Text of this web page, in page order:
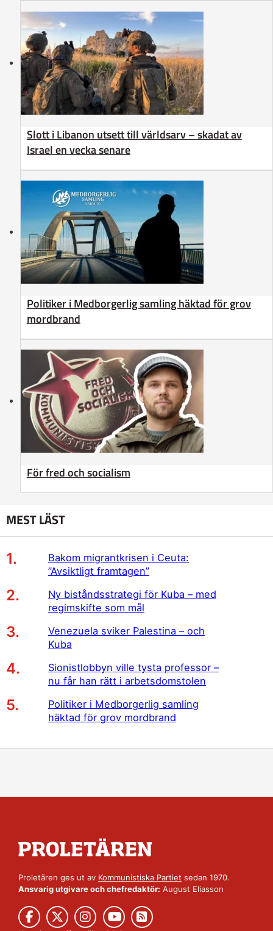
Slott i Libanon utsett till världsarv – skadat av
Israel en vecka senare
Politiker i Medborgerlig samling häktad för grov
mordbrand
För fred och socialism
MEST LÄST
Bakom migrantkrisen i Ceuta:
”Avsiktligt framtagen”
Ny biståndsstrategi för Kuba – med
regimskifte som mål
Venezuela sviker Palestina – och
Kuba
Sionistlobbyn ville tysta professor –
nu får han rätt i arbetsdomstolen
Politiker i Medborgerlig samling
häktad för grov mordbrand
Proletären ges ut av Kommunistiska Partiet sedan 1970.
Ansvarig utgivare och chefredaktör: August Eliasson